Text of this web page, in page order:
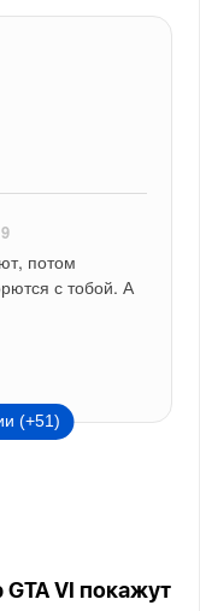
потом
с тобой. А
(+51)
VI покажут